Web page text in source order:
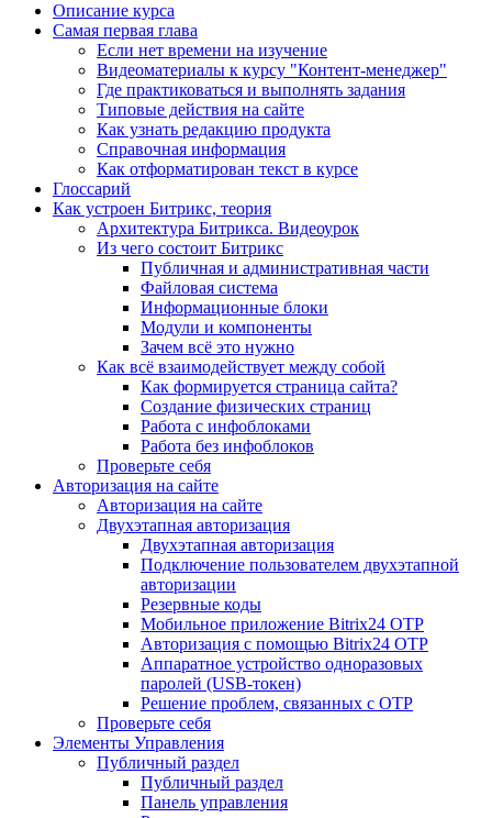
Описание курса
Самая первая глава
Если нет времени на изучение
Видеоматериалы к курсу "Контент-менеджер"
Где практиковаться и выполнять задания
Типовые действия на сайте
Как узнать редакцию продукта
Справочная информация
Как отформатирован текст в курсе
Глоссарий
Как устроен Битрикс, теория
Архитектура Битрикса. Видеоурок
Из чего состоит Битрикс
Публичная и административная части
Файловая система
Информационные блоки
Модули и компоненты
Зачем всё это нужно
Как всё взаимодействует между собой
Как формируется страница сайта?
Создание физических страниц
Работа с инфоблоками
Работа без инфоблоков
Проверьте себя
Авторизация на сайте
Авторизация на сайте
Двухэтапная авторизация
Двухэтапная авторизация
Подключение пользователем двухэтапной
авторизации
Резервные коды
Мобильное приложение Bitrix24 OTP
Авторизация с помощью Bitrix24 OTP
Аппаратное устройство одноразовых
паролей (USB-токен)
Решение проблем, связанных с OTP
Проверьте себя
Элементы Управления
Публичный раздел
Публичный раздел
Панель управления